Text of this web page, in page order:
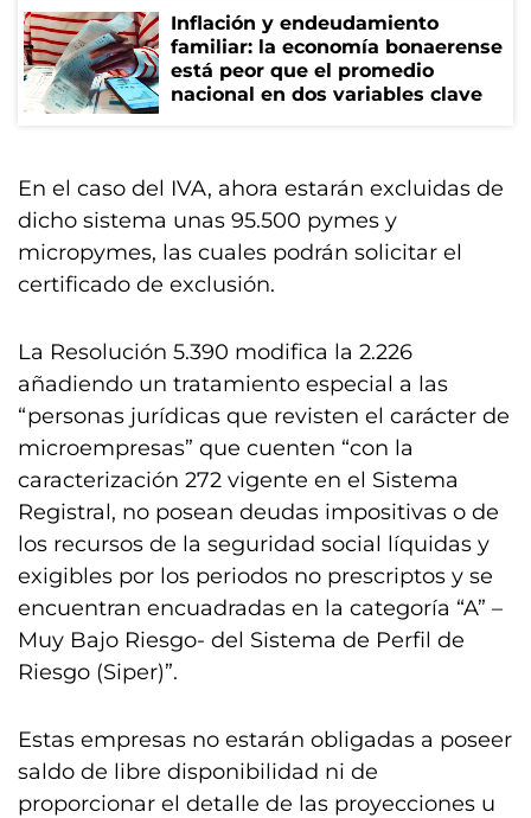
Inflación y endeudamiento
familiar: la economía bonaerense
está peor que el promedio
nacional en dos variables clave
En el caso del IVA, ahora estarán excluidas de
dicho sistema unas 95.500 pymes y
micropymes, las cuales podrán solicitar el
certificado de exclusión.
La Resolución 5.390 modifica la 2.226
añadiendo un tratamiento especial a las
“personas jurídicas que revisten el carácter de
microempresas” que cuenten “con la
caracterización 272 vigente en el Sistema
Registral, no posean deudas impositivas o de
los recursos de la seguridad social líquidas y
exigibles por los periodos no prescriptos y se
encuentran encuadradas en la categoría “A” –
Muy Bajo Riesgo- del Sistema de Perfil de
Riesgo (Siper)”.
Estas empresas no estarán obligadas a poseer
saldo de libre disponibilidad ni de
proporcionar el detalle de las proyecciones u